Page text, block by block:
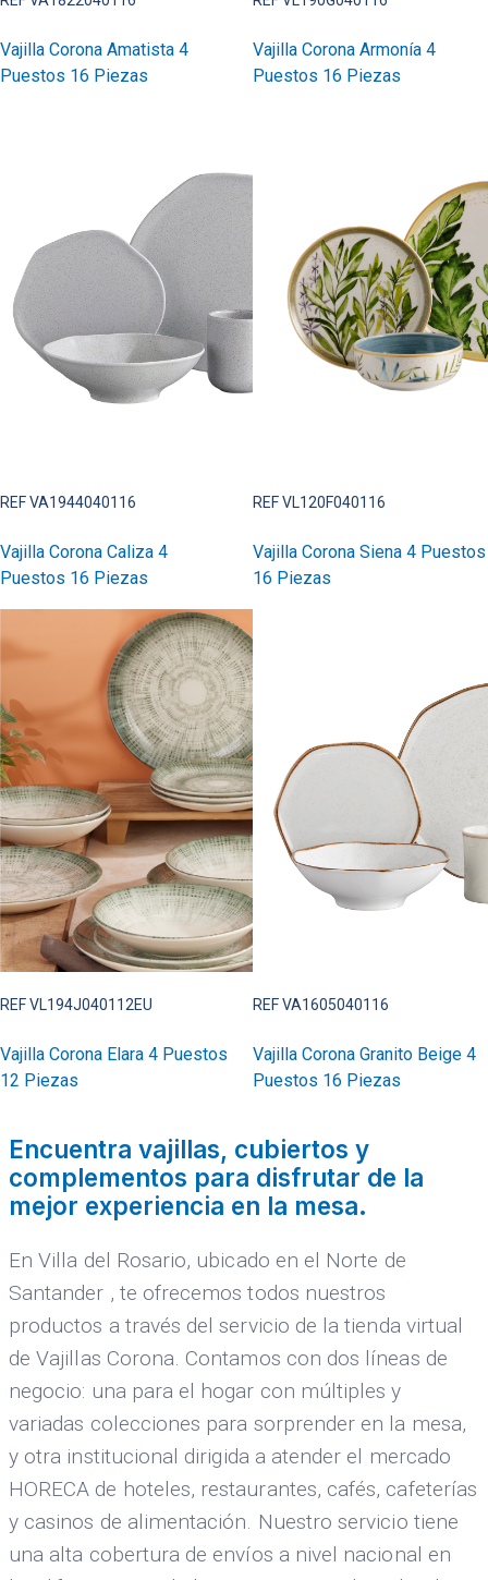
Vajilla Corona Amatista 4
Puestos 16 Piezas
Vajilla Corona Armonía 4
Puestos 16 Piezas
REF VA1944040116
Vajilla Corona Caliza 4
Puestos 16 Piezas
REF VL120F040116
Vajilla Corona Siena 4 Puestos
16 Piezas
REF VL194J040112EU
Vajilla Corona Elara 4 Puestos
12 Piezas
REF VA1605040116
Vajilla Corona Granito Beige 4
Puestos 16 Piezas
Encuentra vajillas, cubiertos y
complementos para disfrutar de la
mejor experiencia en la mesa.
En Villa del Rosario, ubicado en el Norte de
Santander , te ofrecemos todos nuestros
productos a través del servicio de la tienda virtual
de Vajillas Corona. Contamos con dos líneas de
negocio: una para el hogar con múltiples y
variadas colecciones para sorprender en la mesa,
y otra institucional dirigida a atender el mercado
HORECA de hoteles, restaurantes, cafés, cafeterías
y casinos de alimentación. Nuestro servicio tiene
una alta cobertura de envíos a nivel nacional en